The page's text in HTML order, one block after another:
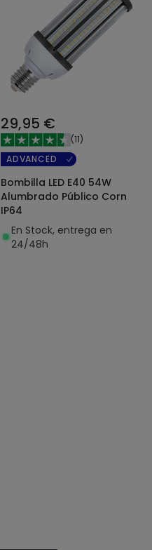
29,95 €
(11)
ADVANCED
Bombilla LED E40 54W
Alumbrado Público Corn
IP64
En Stock, entrega en
24/48h